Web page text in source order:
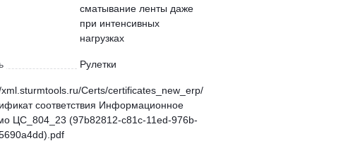
сматывание ленты даже
при интенсивных
нагрузках
Рулетки
Certs/certificates_new_erp/
соответствия Информационное
ЦС_804_23 (97b82812-c81c-11ed-976b-